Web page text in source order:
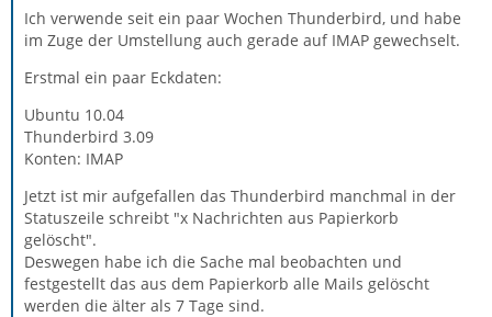
Ich verwende seit ein paar Wochen Thunderbird, und habe
im Zuge der Umstellung auch gerade auf IMAP gewechselt.
Erstmal ein paar Eckdaten:
Ubuntu 10.04
Thunderbird 3.09
Konten: IMAP
Jetzt ist mir aufgefallen das Thunderbird manchmal in der
Statuszeile schreibt "x Nachrichten aus Papierkorb
gelöscht".
Deswegen habe ich die Sache mal beobachten und
festgestellt das aus dem Papierkorb alle Mails gelöscht
werden die älter als 7 Tage sind.